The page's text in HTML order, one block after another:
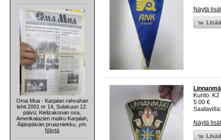
Oma Mua - Karjalan rahvahan
lehti 2001 nr 14, Sulakuun 12.
päivü; Kielizakonan osa,
Amerikalazien matku Karjalah,
Äijänpäivän pruazniekku, ym.
Näytä
Näytä
Kunto:
5.00 €
Näytä